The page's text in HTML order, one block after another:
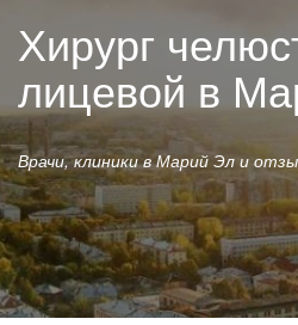
Хирург
лицевой в
Врачи, клиники в Марий Эл и